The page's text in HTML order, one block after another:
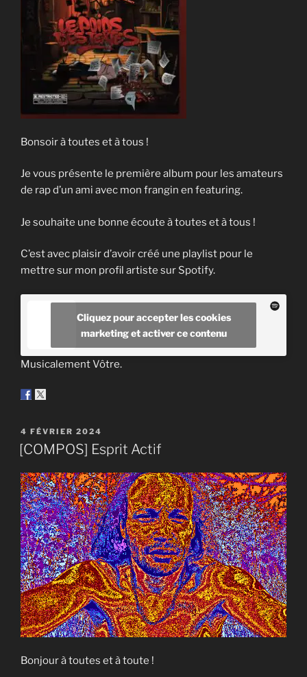
Bonsoir à toutes et à tous !
Je vous présente le première album pour les amateurs
de rap d’un ami avec mon frangin en featuring.
Je souhaite une bonne écoute à toutes et à tous !
C’est avec plaisir d’avoir créé une playlist pour le
mettre sur mon profil artiste sur Spotify.
Cliquez pour accepter les cookies
marketing et activer ce contenu
Musicalement Vôtre.
PUBLIÉ
LE
4 FÉVRIER 2024
[COMPOS] Esprit Actif
Bonjour à toutes et à toute !